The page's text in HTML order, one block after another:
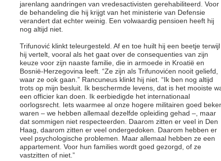
jarenlang aandringen van vredesactivisten gerehabiliteerd. Voor
de behandeling die hij krijgt van het ministerie van Defensie
verandert dat echter weinig. Een volwaardig pensioen heeft hij
nog altijd niet.
Trifunović klinkt teleurgesteld. Af en toe huilt hij een beetje terwijl
hij vertelt, vooral als het gaat over de consequenties van zijn
keuze voor zijn naaste familie, die in armoede in Kroatië en
Bosnië-Herzegovina leeft. “Ze zijn als Trifunovićen nooit geliefd,
waar ze ook gaan.” Rancuneus klinkt hij niet. “Ik ben nog altijd
trots op mijn besluit. Ik beschermde levens, dat is het mooiste
een officier kan doen. Ik eerbiedigde het internationaal
oorlogsrecht. Iets waarmee al onze hogere militairen goed
waren – we hebben allemaal dezelfde opleiding gehad –, maar
dat sommigen niet respecteerden. Daarom zitten er veel in Den
Haag, daarom zitten er veel ondergedoken. Daarom hebben er
veel psychologische problemen. Maar allemaal hebben ze een
appartement. Voor hun families wordt goed gezorgd, of ze
vastzitten of niet.”